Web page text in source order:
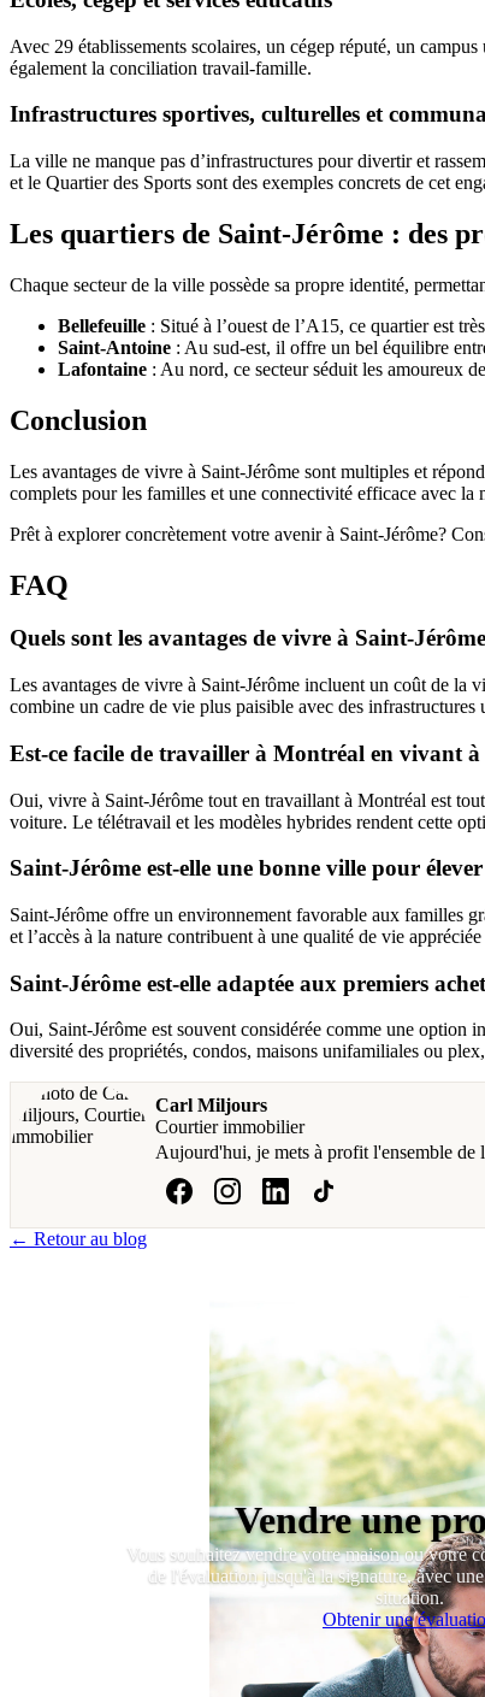
Avec 29 établissements scolaires, un cégep réputé, un
également la conciliation travail-famille.
Infrastructures sportives, culturelles et
La ville ne manque pas d’infrastructures pour divertir et
et le Quartier des Sports sont des exemples concrets de cet
Les quartiers de Saint-Jérôme : des
Chaque secteur de la ville possède sa propre identité,
Bellefeuille : Situé à l’ouest de l’A15, ce quartier est
Saint-Antoine : Au sud-est, il offre un bel équilibre
Lafontaine : Au nord, ce secteur séduit les amoureux
Conclusion
Les avantages de vivre à Saint-Jérôme sont multiples et
complets pour les familles et une connectivité efficace avec
Prêt à explorer concrètement votre avenir à Saint-Jérôme?
FAQ
Quels sont les avantages de vivre à Saint-
Les avantages de vivre à Saint-Jérôme incluent un coût de la
combine un cadre de vie plus paisible avec des
Est-ce facile de travailler à Montréal en vivant à
Oui, vivre à Saint-Jérôme tout en travaillant à Montréal est
voiture. Le télétravail et les modèles hybrides rendent cette
Saint-Jérôme est-elle une bonne ville pour
Saint-Jérôme offre un environnement favorable aux familles
et l’accès à la nature contribuent à une qualité de vie
Saint-Jérôme est-elle adaptée aux premiers
Oui, Saint-Jérôme est souvent considérée comme une option
diversité des propriétés, condos, maisons unifamiliales ou
Carl Miljours
Courtier immobilier
Aujourd'hui, je mets à profit l'ensemble de
← Retour au blog
Vendre une
Vous souhaitez vendre votre maison ou votre
de l'évaluation jusqu'à la signature, avec
situation.
Obtenir une